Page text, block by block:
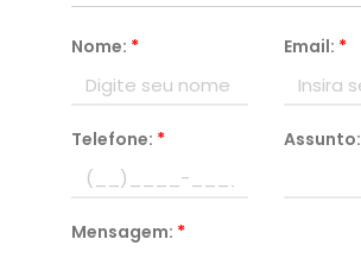
Nome: * Email: *
Telefone: * Assunto:
Mensagem: *